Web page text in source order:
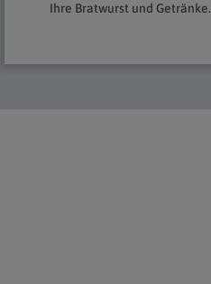
Ihre Bratwurst und Getränke.